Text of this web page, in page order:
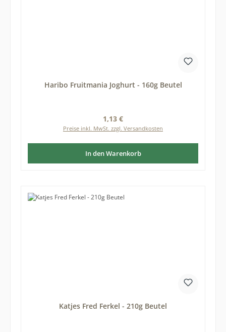
Haribo Fruitmania Joghurt - 160g Beutel
Regulärer Preis:
1,13 €
Preise inkl. MwSt. zzgl. Versandkosten
In den Warenkorb
Katjes Fred Ferkel - 210g Beutel